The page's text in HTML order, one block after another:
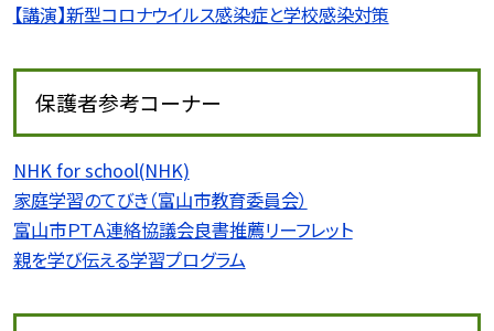
【講演】新型コロナウイルス感染症と学校感染対策
保護者参考コーナー
NHK for school(NHK)
家庭学習のてびき（富山市教育委員会）
富山市ＰＴＡ連絡協議会良書推薦リーフレット
親を学び伝える学習プログラム